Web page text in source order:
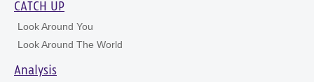
CATCH UP
Look Around You
Look Around The World
Analysis